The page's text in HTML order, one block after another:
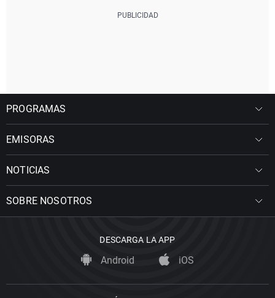
PROGRAMAS
EMISORAS
NOTICIAS
SOBRE NOSOTROS
DESCARGA LA APP
Android iOS